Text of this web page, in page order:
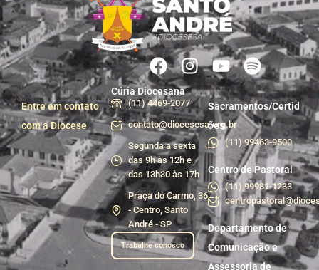
Entre em contato
com a Diocese
Cúria Diocesana
(11) 4469-2077
contato@diocesesa.org.br
Segunda a sexta
das 9h às 12h e
das 13h30 às 17h
Praça do Carmo, 36
- Centro, Santo
André - SP
Trabalhe conosco
Sacramentos/Certid
ões
(11) 99463-9500
Centro de Pastoral
(11) 99981-1233
Departamento de
Comunicação e
Assessoria de